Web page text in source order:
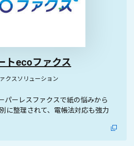
トecoファクス
クスソリューション
パーレスファクスで紙の悩みから
に整理されて、電帳法対応も強力